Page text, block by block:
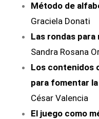
Método de
Graciela Donati
Las rondas
Sandra Rosana
Los contenidos
para fomentar
César Valencia
El juego como